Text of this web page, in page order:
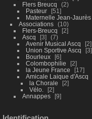
Flers Breucq
2
Pasteur
51
Maternelle Jean-Jaurès
Associations
10
Flers-Breucq
2
Ascq
3
7
Avenir Musical Ascq
2
Union Sportive Ascq
3
Bourleux
6
Colombophilie
2
la Jeune France
17
Amicale Laique d'Ascq
la Chorale
2
Vélo.
2
Annappes
9